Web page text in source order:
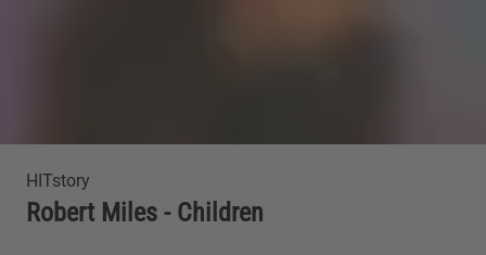
HITstory
Robert Miles - Children